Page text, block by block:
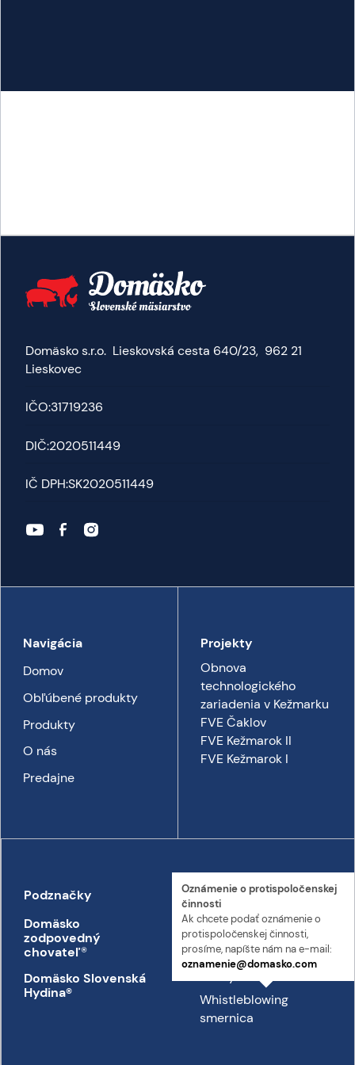
Domäsko s.r.o. Lieskovská cesta 640/23, 962 21
Lieskovec
IČO:31719236
DIČ:2020511449
IČ DPH:SK2020511449
Navigácia
Domov
Obľúbené produkty
Produkty
O nás
Predajne
Projekty
Obnova
technologického
zariadenia v Kežmarku
FVE Čaklov
FVE Kežmarok II
FVE Kežmarok I
Podznačky
Domäsko
zodpovedný
chovateľ®
Domäsko Slovenská
Hydina®
Kontakt
Kontakt
Prepravný poriadok
Oznámenie o proti­spoločenskej
činnosti
Ak chcete podať oznámenie o
proti­spoločenskej činnosti,
prosíme, napíšte nám na e-mail:
oznamenie@domasko.com
Whistleblowing
smernica